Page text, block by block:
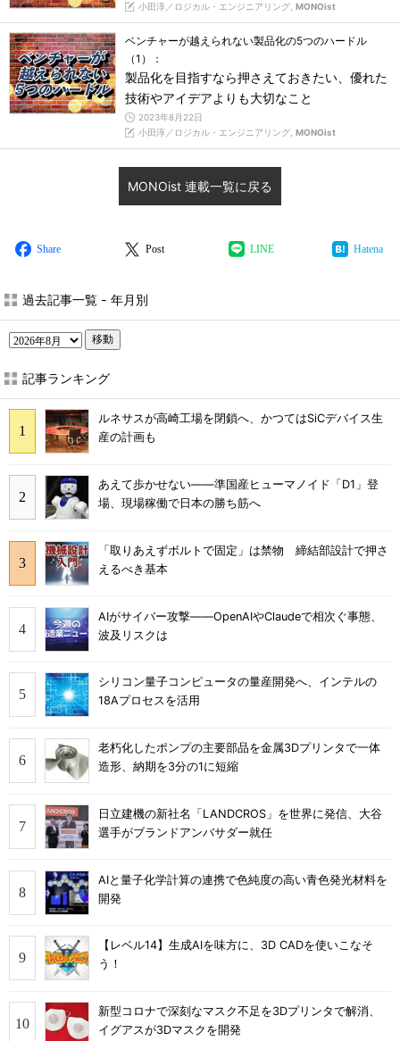
小田淳／ロジカル・エンジニアリング, MONOist
ベンチャーが越えられない製品化の5つのハードル
（1）：
製品化を目指すなら押さえておきたい、優れた
技術やアイデアよりも大切なこと
2023年8月22日
小田淳／ロジカル・エンジニアリング, MONOist
MONOist 連載一覧に戻る
Share Post LINE Hatena
過去記事一覧 - 年月別
移動
記事ランキング
ルネサスが高崎工場を閉鎖へ、かつてはSiCデバイス生
産の計画も
あえて歩かせない――準国産ヒューマノイド「D1」登
場、現場稼働で日本の勝ち筋へ
「取りあえずボルトで固定」は禁物 締結部設計で押さ
えるべき基本
AIがサイバー攻撃――OpenAIやClaudeで相次ぐ事態、
波及リスクは
シリコン量子コンピュータの量産開発へ、インテルの
18Aプロセスを活用
老朽化したポンプの主要部品を金属3Dプリンタで一体
造形、納期を3分の1に短縮
日立建機の新社名「LANDCROS」を世界に発信、大谷
選手がブランドアンバサダー就任
AIと量子化学計算の連携で色純度の高い青色発光材料を
開発
【レベル14】生成AIを味方に、3D CADを使いこなそ
う！
新型コロナで深刻なマスク不足を3Dプリンタで解消、
イグアスが3Dマスクを開発